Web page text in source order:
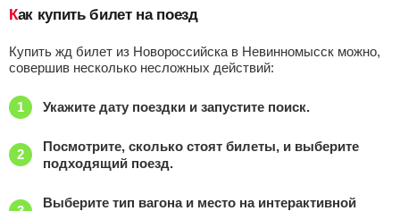
Как купить билет на поезд
Купить жд билет из Новороссийска в Невинномысск можно,
совершив несколько несложных действий:
Укажите дату поездки и запустите поиск.
Посмотрите, сколько стоят билеты, и выберите
подходящий поезд.
Выберите тип вагона и место на интерактивной